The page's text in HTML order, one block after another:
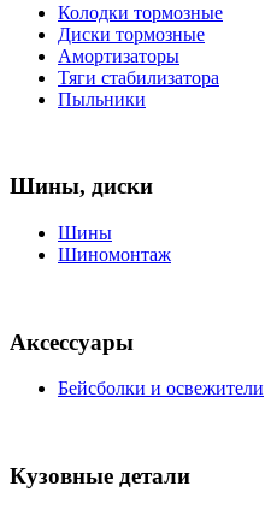
Колодки тормозные
Диски тормозные
Амортизаторы
Тяги стабилизатора
Пыльники
Шины, диски
Шины
Шиномонтаж
Аксессуары
Бейсболки и освежители
Кузовные детали